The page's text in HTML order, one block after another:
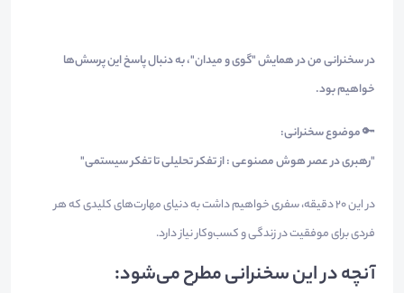
در سخنرانی من در همایش "گوی و میدان"، به دنبال پاسخ این پرسش‌ها
خواهیم بود.
🔑موضوع سخنرانی:
"رهبری در عصر هوش مصنوعی : از تفکر تحلیلی تا تفکر سیستمی"
در این 20 دقیقه، سفری خواهیم داشت به دنیای مهارت‌های کلیدی که هر
فردی برای موفقیت در زندگی و کسب‌وکار نیاز دارد.
آنچه در این سخنرانی مطرح می‌شود: